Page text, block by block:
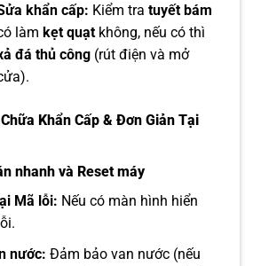
khẩn cấp: Kiểm tra tuyết bám
làm kẹt quạtkhông, nếu có thì
đá thủ công(rút điện và mở
Khẩn Cấp & Đơn Giản Tại
nhanh và Reset máy
Mã lỗi: Nếu có màn hình hiển
nước: Đảm bảo van nước (nếu